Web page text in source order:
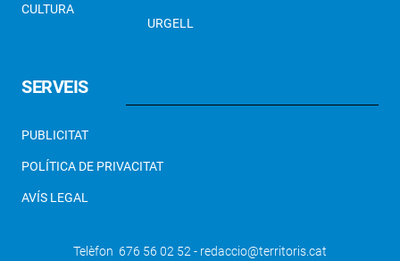
CULTURA
URGELL
SERVEIS
PUBLICITAT
POLÍTICA DE PRIVACITAT
AVÍS LEGAL
Telèfon 676 56 02 52 - redaccio@territoris.cat